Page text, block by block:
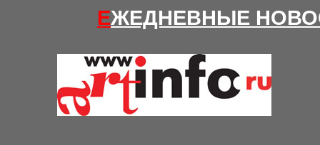
ЕЖЕДНЕВНЫЕ Н